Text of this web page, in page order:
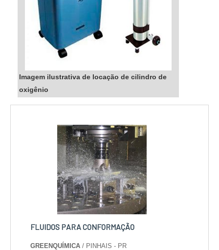
de troca ionica preço de confiança e
qualidade. Entre em contato e solicite um
orçamento sem compromisso....
Imagem ilustrativa de locação de cilindro de
oxigênio
FLUIDOS PARA CONFORMAÇÃO
GREENQUÍMICA / PINHAIS - PR